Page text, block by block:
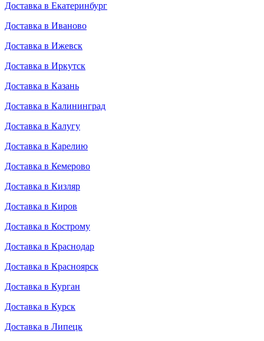
Доставка в Екатеринбург
Доставка в Иваново
Доставка в Ижевск
Доставка в Иркутск
Доставка в Казань
Доставка в Калининград
Доставка в Калугу
Доставка в Карелию
Доставка в Кемерово
Доставка в Кизляр
Доставка в Киров
Доставка в Кострому
Доставка в Краснодар
Доставка в Красноярск
Доставка в Курган
Доставка в Курск
Доставка в Липецк